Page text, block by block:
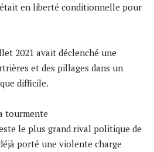
en liberté conditionnelle pour
2021 avait déclenché une
et des pillages dans un
difficile.
tourmente
le plus grand rival politique de
porté une violente charge